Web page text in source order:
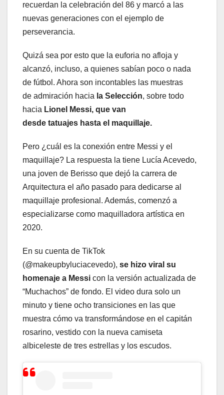
recuerdan la celebración del 86 y marcó a las
nuevas generaciones con el ejemplo de
perseverancia.
Quizá sea por esto que la euforia no afloja y
alcanzó, incluso, a quienes sabían poco o nada
de fútbol. Ahora son incontables las muestras
de admiración hacia la Selección, sobre todo
hacia Lionel Messi, que van
desde tatuajes hasta el maquillaje.
Pero ¿cuál es la conexión entre Messi y el
maquillaje? La respuesta la tiene Lucía Acevedo,
una joven de Berisso que dejó la carrera de
Arquitectura el año pasado para dedicarse al
maquillaje profesional. Además, comenzó a
especializarse como maquilladora artística en
2020.
En su cuenta de TikTok
(@makeupbyluciacevedo), se hizo viral su
homenaje a Messi con la versión actualizada de
“Muchachos” de fondo. El video dura solo un
minuto y tiene ocho transiciones en las que
muestra cómo va transformándose en el capitán
rosarino, vestido con la nueva camiseta
albiceleste de tres estrellas y los escudos.